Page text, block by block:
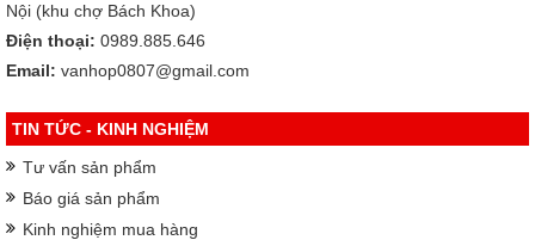
Nội (khu chợ Bách Khoa)
Điện thoại: 0989.885.646
Email: vanhop0807@gmail.com
TIN TỨC - KINH NGHIỆM
Tư vấn sản phẩm
Báo giá sản phẩm
Kinh nghiệm mua hàng